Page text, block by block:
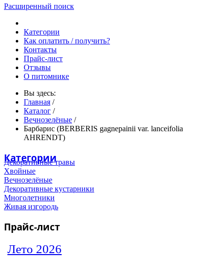
Расширенный поиск
Категории
Как оплатить / получить?
Контакты
Прайс-лист
Отзывы
О питомнике
Вы здесь:
Главная /
Каталог /
Вечнозелёные /
Барбарис (BERBERIS gagnepainii var. lanceifolia
AHRENDT)
Категории
Декоративные травы
Хвойные
Вечнозелёные
Декоративные кустарники
Многолетники
Живая изгородь
Прайс-лист
Лето 2026